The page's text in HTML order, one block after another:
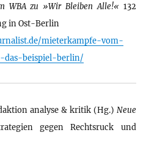
WBA zu »Wir Bleiben Alle!« 132
in Ost-Berlin
mieterkampfe-vom-
das-beispiel-berlin/
analyse & kritik (Hg.) Neue
gegen Rechtsruck und